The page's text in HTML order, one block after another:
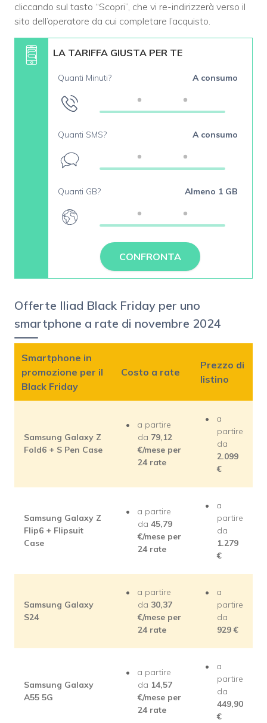
cliccando sul tasto “Scopri”, che vi re-indirizzerà verso il
sito dell’operatore da cui completare l’acquisto.
LA TARIFFA GIUSTA PER TE
Quanti Minuti? A consumo
Quanti SMS? A consumo
Quanti GB? Almeno 1 GB
CONFRONTA
Offerte Iliad Black Friday per uno
smartphone a rate di novembre 2024
Smartphone in
promozione per il
Black Friday
Costo a rate
Prezzo di
listino
Samsung Galaxy Z
Fold6 + S Pen Case
a partire
da 79,12
€/mese per
24 rate
a
partire
da
2.099
€
Samsung Galaxy Z
Flip6 + Flipsuit
Case
a partire
da 45,79
€/mese per
24 rate
a
partire
da
1.279
€
Samsung Galaxy
S24
a partire
da 30,37
€/mese per
24 rate
a
partire
da
929 €
Samsung Galaxy
A55 5G
a partire
da 14,57
€/mese per
24 rate
a
partire
da
449,90
€